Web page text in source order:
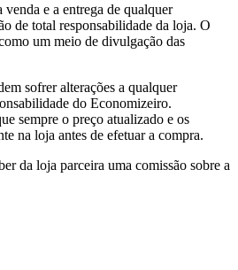
e a entrega de qualquer
de total responsabilidade da loja. O
um meio de divulgação das
sofrer alterações a qualquer
do Economizeiro.
sempre o preço atualizado e os
na loja antes de efetuar a compra.
da loja parceira uma comissão sobre a